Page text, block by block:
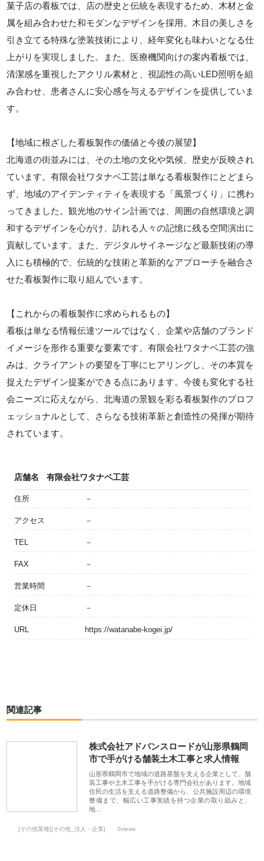
菓子店の看板では、店の歴史と伝統を表現するため、木材と金
属を組み合わせた和モダンなデザインを採用。木目の美しさを
引き立てる特殊な塗装技術により、経年変化も味わいとなる仕
上がりを実現しました。また、医療機関向けの案内看板では、
清潔感を重視したアクリル素材と、視認性の高いLED照明を組
み合わせ、患者さんに安心感を与えるデザインを提供していま
す。
【地域に根ざした看板製作の価値と今後の展望】
北海道の街並みには、その土地の文化や気候、歴史が反映され
ています。有限会社ワタナベ工芸は単なる看板製作にとどまら
ず、地域のアイデンティティを表現する「風景づくり」に携わ
ってきました。観光地のサイン計画では、周囲の自然環境と調
和するデザインを心がけ、訪れる人々の記憶に残る空間演出に
貢献しています。また、デジタルサイネージなど最新技術の導
入にも積極的で、伝統的な技術と革新的なアプローチを融合さ
せた看板製作に取り組んでいます。
【これからの看板製作に求められるもの】
看板は単なる情報伝達ツールではなく、企業や店舗のブランド
イメージを形作る重要な要素です。有限会社ワタナベ工芸の強
みは、クライアントの要望を丁寧にヒアリングし、その本質を
捉えたデザイン提案ができる点にあります。今後も変化する社
会ニーズに応えながら、北海道の景観を彩る看板製作のプロフ
ェッショナルとして、さらなる技術革新と創造性の発揮が期待
されています。
店舗名 有限会社ワタナベ工芸
住所 －
アクセス －
TEL －
FAX －
営業時間 －
定休日 －
URL https://watanabe-kogei.jp/
関連記事
株式会社アドバンスロードが山形県鶴岡
市で手がける舗装土木工事と求人情報
山形県鶴岡市で地域の道路基盤を支える企業として、舗
装工事や土木工事を手がける専門会社があります。地域
住民の生活を支える道路整備から、公共施設周辺の環境
整備まで、幅広い工事実績を持つ企業の取り組みと、
地…
[その他業種][その他_法人・企業] 0views